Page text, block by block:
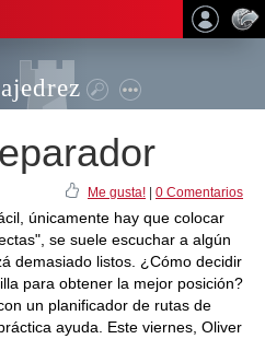
Me gusta! 0 Comentarios
únicamente hay que colocar
se suele escuchar a algún
demasiado listos. ¿Cómo decidir
para obtener la mejor posición?
un planificador de rutas de
ayuda. Este viernes, Oliver